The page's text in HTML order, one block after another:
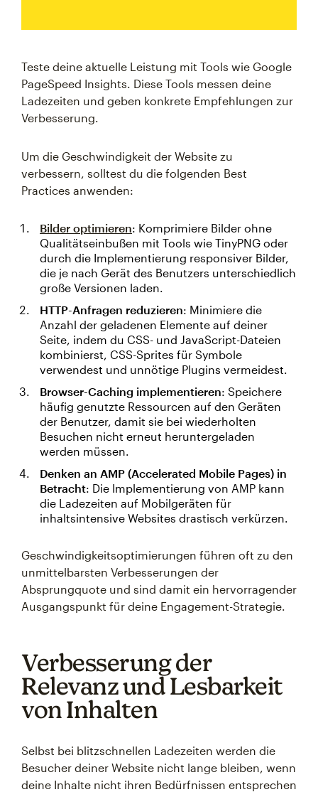
Teste deine aktuelle Leistung mit Tools wie Google
PageSpeed Insights. Diese Tools messen deine
Ladezeiten und geben konkrete Empfehlungen zur
Verbesserung.
Um die Geschwindigkeit der Website zu
verbessern, solltest du die folgenden Best
Practices anwenden:
Bilder optimieren: Komprimiere Bilder ohne
Qualitätseinbußen mit Tools wie TinyPNG oder
durch die Implementierung responsiver Bilder,
die je nach Gerät des Benutzers unterschiedlich
große Versionen laden.
HTTP-Anfragen reduzieren: Minimiere die
Anzahl der geladenen Elemente auf deiner
Seite, indem du CSS- und JavaScript-Dateien
kombinierst, CSS-Sprites für Symbole
verwendest und unnötige Plugins vermeidest.
Browser-Caching implementieren: Speichere
häufig genutzte Ressourcen auf den Geräten
der Benutzer, damit sie bei wiederholten
Besuchen nicht erneut heruntergeladen
werden müssen.
Denken an AMP (Accelerated Mobile Pages) in
Betracht: Die Implementierung von AMP kann
die Ladezeiten auf Mobilgeräten für
inhaltsintensive Websites drastisch verkürzen.
Geschwindigkeitsoptimierungen führen oft zu den
unmittelbarsten Verbesserungen der
Absprungquote und sind damit ein hervorragender
Ausgangspunkt für deine Engagement-Strategie.
Verbesserung der
Relevanz und Lesbarkeit
von Inhalten
Selbst bei blitzschnellen Ladezeiten werden die
Besucher deiner Website nicht lange bleiben, wenn
deine Inhalte nicht ihren Bedürfnissen entsprechen